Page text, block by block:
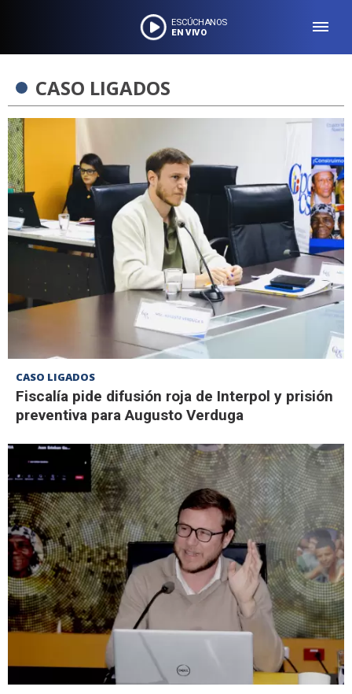
ESCÚCHANOS
EN VIVO
CASO LIGADOS
CASO LIGADOS
Fiscalía pide difusión roja de Interpol y prisión
preventiva para Augusto Verduga